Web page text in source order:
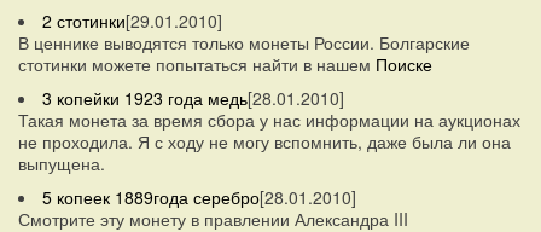
2 стотинки[29.01.2010]
В ценнике выводятся только монеты России. Болгарские
стотинки можете попытаться найти в нашем Поиске
3 копейки 1923 года медь[28.01.2010]
Такая монета за время сбора у нас информации на аукционах
не проходила. Я с ходу не могу вспомнить, даже была ли она
выпущена.
5 копеек 1889года серебро[28.01.2010]
Смотрите эту монету в правлении Александра III